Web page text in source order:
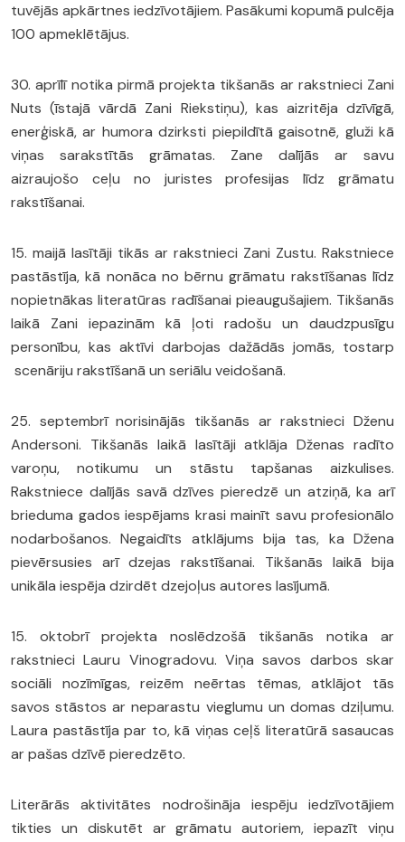
tuvējās apkārtnes iedzīvotājiem. Pasākumi kopumā pulcēja
100 apmeklētājus.
30. aprīlī notika pirmā projekta tikšanās ar rakstnieci Zani
Nuts (īstajā vārdā Zani Riekstiņu), kas aizritēja dzīvīgā,
enerģiskā, ar humora dzirksti piepildītā gaisotnē, gluži kā
viņas sarakstītās grāmatas. Zane dalījās ar savu
aizraujošo ceļu no juristes profesijas līdz grāmatu
rakstīšanai.
15. maijā lasītāji tikās ar rakstnieci Zani Zustu. Rakstniece
pastāstīja, kā nonāca no bērnu grāmatu rakstīšanas līdz
nopietnākas literatūras radīšanai pieaugušajiem. Tikšanās
laikā Zani iepazinām kā ļoti radošu un daudzpusīgu
personību, kas aktīvi darbojas dažādās jomās, tostarp
scenāriju rakstīšanā un seriālu veidošanā.
25. septembrī norisinājās tikšanās ar rakstnieci Dženu
Andersoni. Tikšanās laikā lasītāji atklāja Dženas radīto
varoņu, notikumu un stāstu tapšanas aizkulises.
Rakstniece dalījās savā dzīves pieredzē un atziņā, ka arī
brieduma gados iespējams krasi mainīt savu profesionālo
nodarbošanos. Negaidīts atklājums bija tas, ka Džena
pievērsusies arī dzejas rakstīšanai. Tikšanās laikā bija
unikāla iespēja dzirdēt dzejoļus autores lasījumā.
15. oktobrī projekta noslēdzošā tikšanās notika ar
rakstnieci Lauru Vinogradovu. Viņa savos darbos skar
sociāli nozīmīgas, reizēm neērtas tēmas, atklājot tās
savos stāstos ar neparastu vieglumu un domas dziļumu.
Laura pastāstīja par to, kā viņas ceļš literatūrā sasaucas
ar pašas dzīvē pieredzēto.
Literārās aktivitātes nodrošināja iespēju iedzīvotājiem
tikties un diskutēt ar grāmatu autoriem, iepazīt viņu